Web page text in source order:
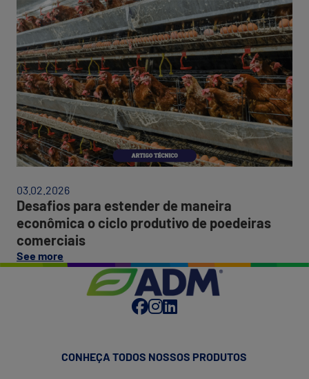
Uma
abordagem
sistêmica"
para
estender
de
maneira
econômica
o
ciclo
03.02.2026
Desafios para estender de maneira
econômica o ciclo produtivo de poedeiras
comerciais
See more
this
"Desafios
maneira
econômica
CONHEÇA TODOS NOSSOS PRODUTOS